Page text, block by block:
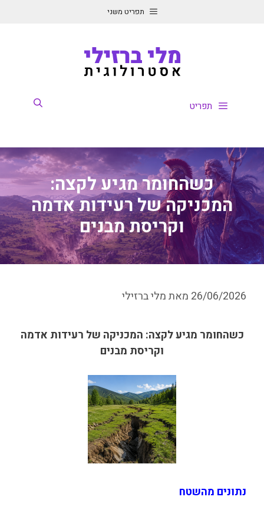
תפריט משני
תפריט
כשהחומר מגיע לקצה:
המכניקה של רעידות אדמה
וקריסת מבנים
26/06/2026 מאתמלי ברזילי
כשהחומר מגיע לקצה: המכניקה של רעידות אדמה
וקריסת מבנים
נתונים מהשטח